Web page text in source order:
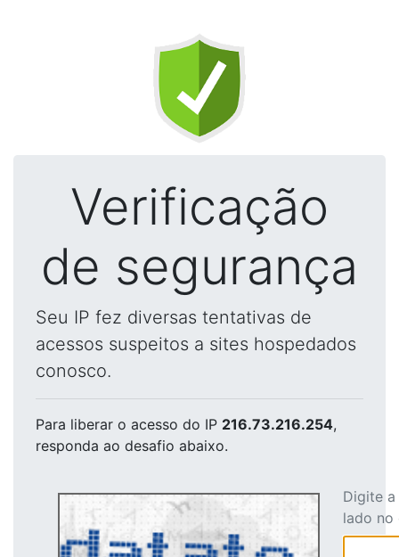
Verificação
de segurança
Seu IP fez diversas tentativas de
acessos suspeitos a sites hospedados
conosco.
Para liberar o acesso do IP 216.73.216.254,
responda ao desafio abaixo.
Digite
lado no